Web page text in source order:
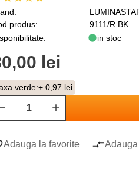
produs:
9111/R BK
in stoc
lei
verde:+ 0,97 lei
Adauga la favorite